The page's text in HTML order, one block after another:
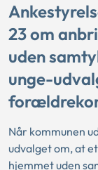
23 om
uden
unge-
Når kommunen
udvalget om, at
hjemmet uden